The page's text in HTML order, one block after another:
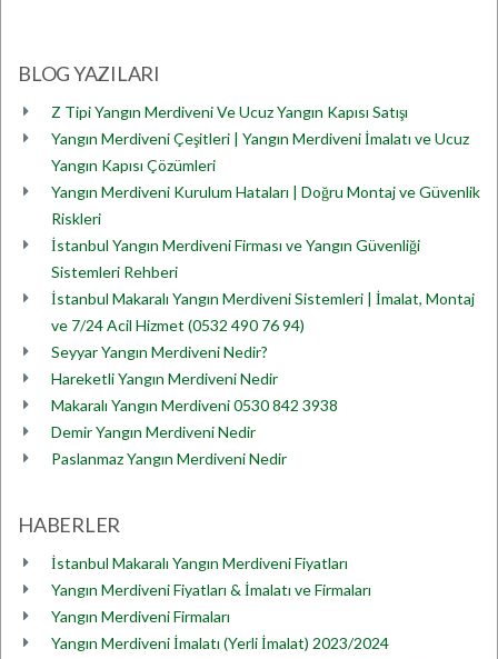
BLOG YAZILARI
Z Tipi Yangın Merdiveni Ve Ucuz Yangın Kapısı Satışı
Yangın Merdiveni Çeşitleri | Yangın Merdiveni İmalatı ve Ucuz
Yangın Kapısı Çözümleri
Yangın Merdiveni Kurulum Hataları | Doğru Montaj ve Güvenlik
Riskleri
İstanbul Yangın Merdiveni Firması ve Yangın Güvenliği
Sistemleri Rehberi
İstanbul Makaralı Yangın Merdiveni Sistemleri | İmalat, Montaj
ve 7/24 Acil Hizmet (0532 490 76 94)
Seyyar Yangın Merdiveni Nedir?
Hareketli Yangın Merdiveni Nedir
Makaralı Yangın Merdiveni 0530 842 3938
Demir Yangın Merdiveni Nedir
Paslanmaz Yangın Merdiveni Nedir
HABERLER
İstanbul Makaralı Yangın Merdiveni Fiyatları
Yangın Merdiveni Fiyatları & İmalatı ve Firmaları
Yangın Merdiveni Firmaları
Yangın Merdiveni İmalatı (Yerli İmalat) 2023/2024